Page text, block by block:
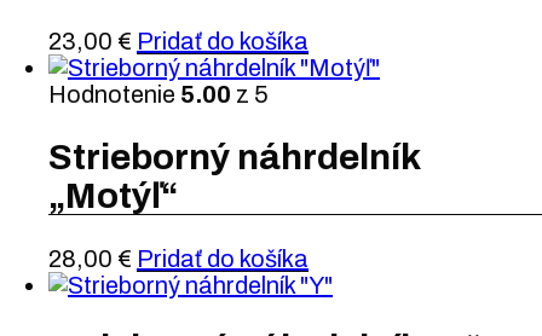
23,00 € Pridať do košíka
Hodnotenie 5.00 z 5
Strieborný náhrdelník
„Motýľ“
28,00 € Pridať do košíka